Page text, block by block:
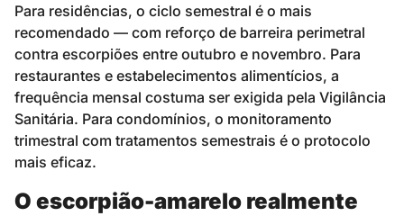
Para residências, o ciclo semestral é o mais
recomendado — com reforço de barreira perimetral
contra escorpiões entre outubro e novembro. Para
restaurantes e estabelecimentos alimentícios, a
frequência mensal costuma ser exigida pela Vigilância
Sanitária. Para condomínios, o monitoramento
trimestral com tratamentos semestrais é o protocolo
mais eficaz.
O escorpião-amarelo realmente